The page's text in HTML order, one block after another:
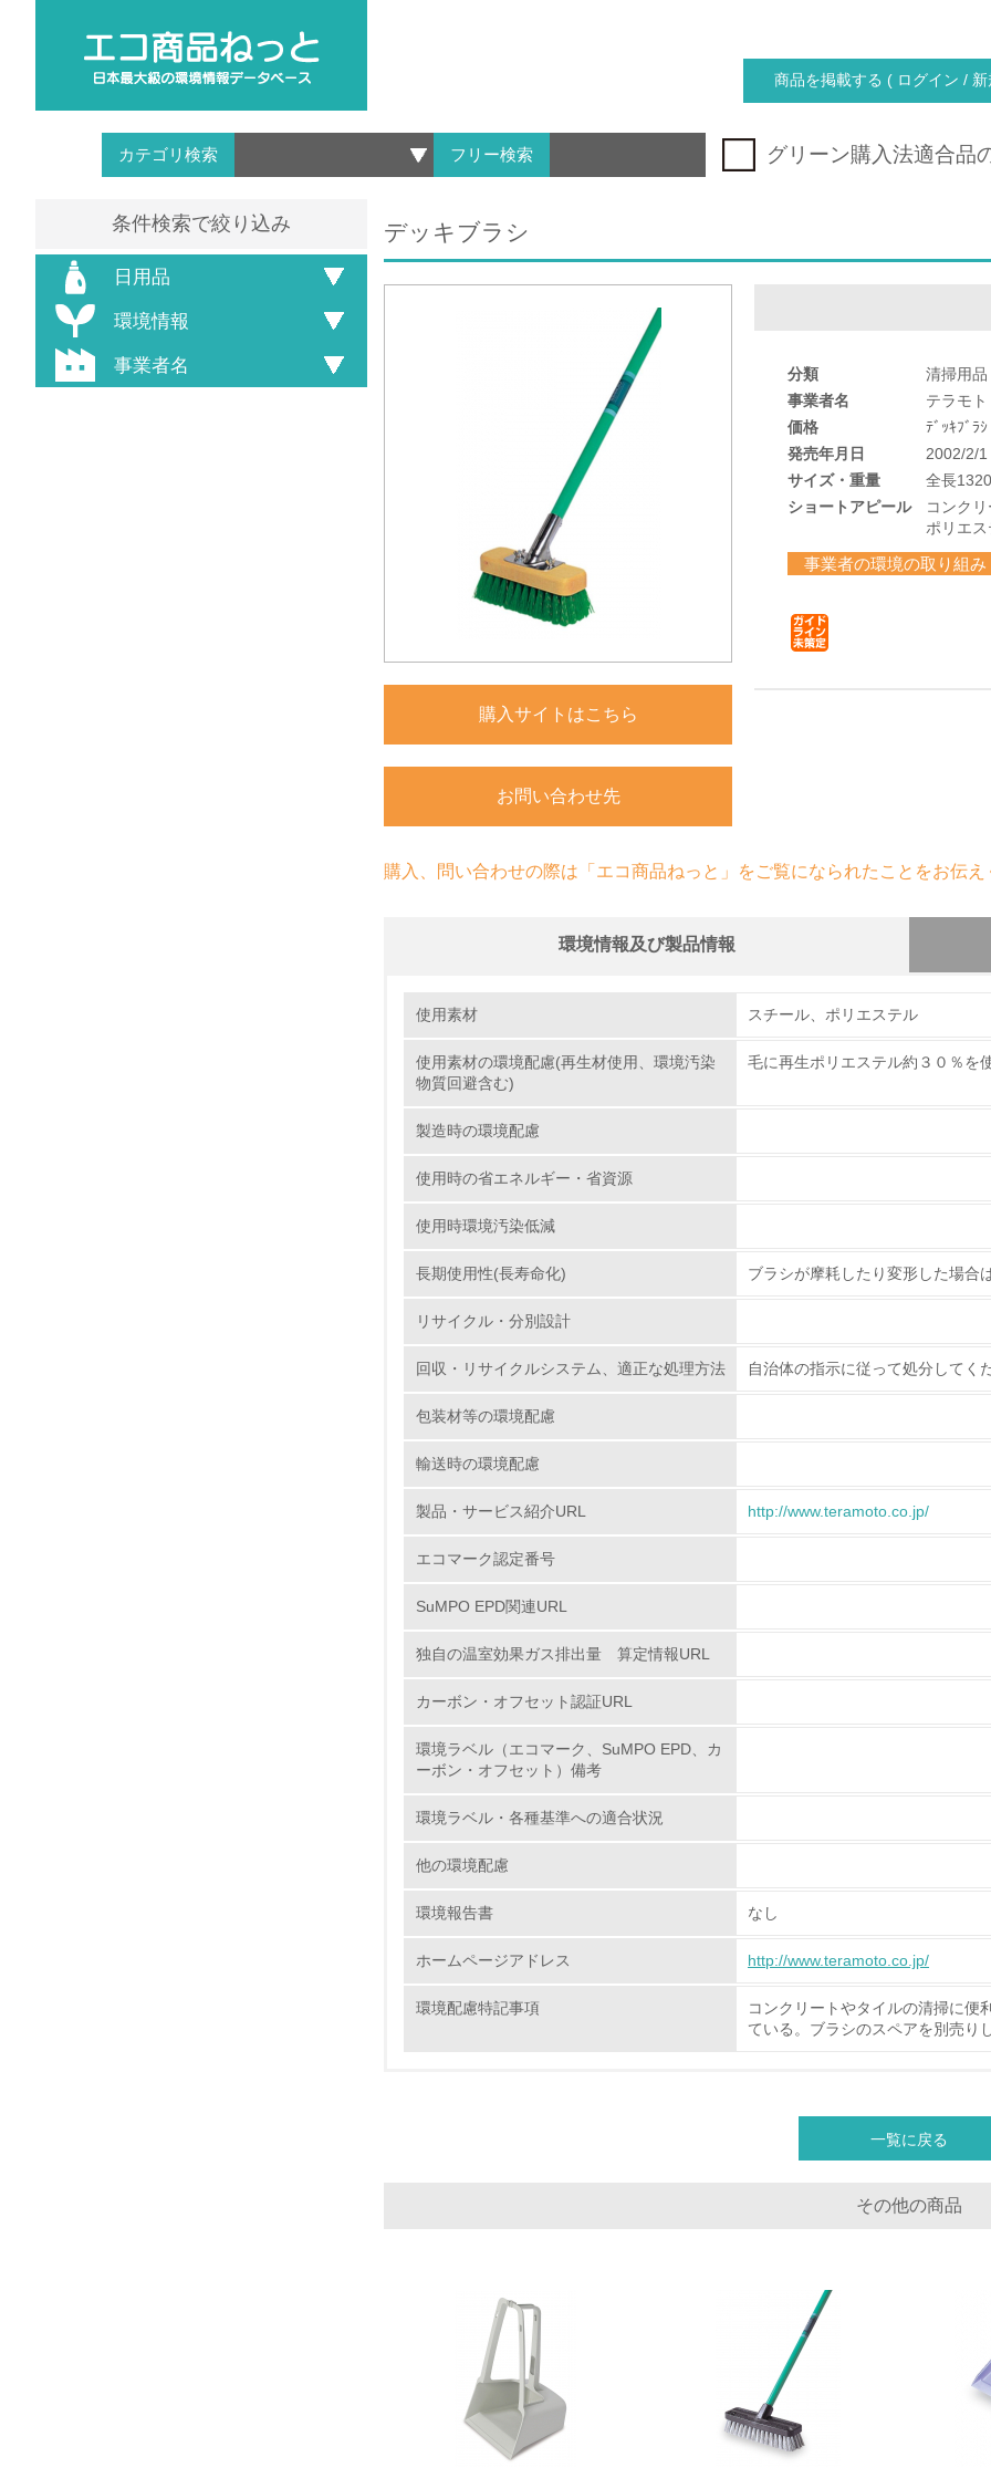
商品を掲載する ( ログイン / 新
カテゴリ検索 フリー検索 グリーン購入法適合品
条件検索で絞り込み
日用品
環境情報
事業者名
デッキブラシ
購入サイトはこちら
お問い合わせ先
分類
清掃用品
事業者名
テラモト
価格
ﾃﾞｯｷﾌﾞﾗ
発売年月日
2002/2/1
サイズ・重量
全長
ショートアピール
コンク
ポリエ
事業者の環境の取り組み
購入、問い合わせの際は「エコ商品ねっと」をご覧になられたことをお伝え
環境情報及び製品情報
1.環境取り組み体制
1. 環境方針を持っている
2. 環境対応の責任体制を定めている
3. 環境問題に関する従業員教育を行っている
4. 自社に関係する主要な環境法規制を把握し、順守している
→ 導入している規格名 ISO14001
8. 第三者認証を取得している
No.
環境配慮型製品・サービスの
グリーン購入
非該当（包装・物流を必要とする業務を行っていない）
15. <L1> 環境負荷ができるだけ小さい包装・梱包を行っている
大気汚染物質に関する取り組み
使用素材 スチール、ポリエステル
使用素材の環境配慮(再生材使用、環境汚染
物質回避含む)
毛に再生ポリエステル約３０％を
製造時の環境配慮
使用時の省エネルギー・省資源
使用時環境汚染低減
長期使用性(長寿命化) ブラシが摩耗したり変形した場合
リサイクル・分別設計
回収・リサイクルシステム、適正な処理方法 自治体の指示に従って処分してく
包装材等の環境配慮
輸送時の環境配慮
製品・サービス紹介URL http://www.teramoto.co.jp/
エコマーク認定番号
SuMPO EPD関連URL
独自の温室効果ガス排出量 算定情報URL
カーボン・オフセット認証URL
環境ラベル（エコマーク、SuMPO EPD、カ
ーボン・オフセット）備考
環境ラベル・各種基準への適合状況
他の環境配慮
環境報告書 なし
ホームページアドレス http://www.teramoto.co.jp/
環境配慮特記事項
コンクリートやタイルの清掃に便
ている。ブラシのスペアを別売り
一覧に戻る
その他の商品